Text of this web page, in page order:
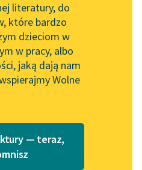
API
OAI-PMH
Widget Wolnych Lektur
Przypisy
Katalog w formacie PDF
literatury, do
które bardzo
dzieciom w
w pracy, albo
jaką dają nam
Wolne
— teraz,
niby
1939–1945